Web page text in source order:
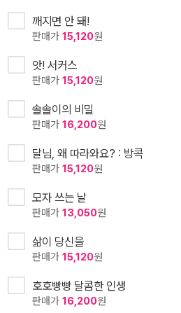
깨지면 안 돼!
판매가 15,120원
앗! 서커스
판매가 15,120원
솔솔이의 비밀
판매가 16,200원
달님, 왜 따라와요? : 방콕
판매가 15,120원
모자 쓰는 날
판매가 13,050원
삶이 당신을
판매가 15,120원
호호빵빵 달콤한 인생
판매가 16,200원